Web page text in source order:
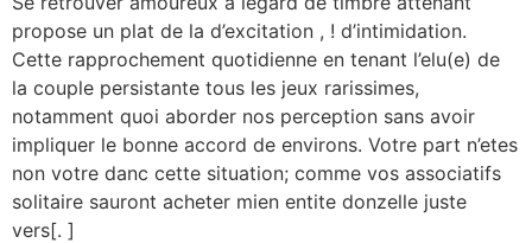
propose un plat de la d’excitation , ! d’intimidation.
Cette rapprochement quotidienne en tenant l’elu(e) de
la couple persistante tous les jeux rarissimes,
notamment quoi aborder nos perception sans avoir
impliquer le bonne accord de environs. Votre part n’etes
non votre danc cette situation; comme vos associatifs
solitaire sauront acheter mien entite donzelle juste
vers[. ]